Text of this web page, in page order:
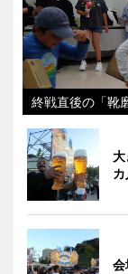
終戦直後の「靴
大
会